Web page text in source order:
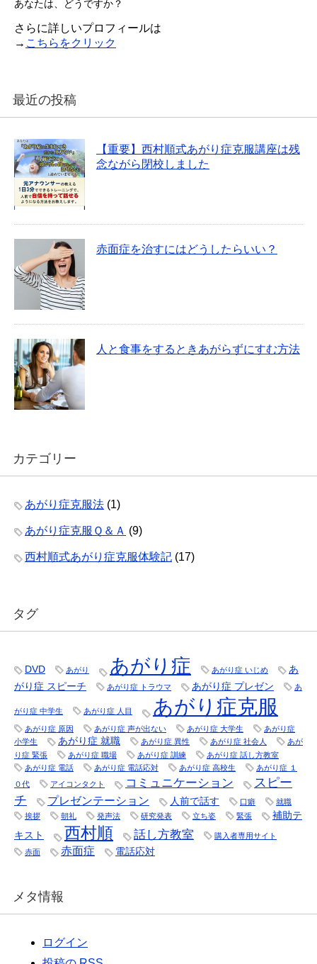
あなたは、どうですか？
さらに詳しいプロフィールは
→ こちらをクリック
最近の投稿
【重要】西村順式あがり症克服講座は残
念ながら閉校しました
赤面症を治すにはどうしたらいい？
人と食事をするときあがらずにすむ方法
カテゴリー
あがり症克服法 (1)
あがり症克服Ｑ＆Ａ (9)
西村順式あがり症克服体験記 (17)
タグ
DVD あがり あがり症 あがり症 いじめ
あ
がり症 スピーチ
あがり症 トラウマ あがり症 プレゼン あ
がり症 中学生 あがり症 人目 あがり症克服
あがり症 原因 あがり症 声が出ない あがり症 大学生
あがり症
小学生
あがり症 就職 あがり症 異性 あがり症 社会人
あが
り症 緊張
あがり症 職場 あがり症 訓練
あがり症 話し方教室
あがり症 電話
あがり症 電話応対 あがり症 高校生
あがり症 １
０代
アイコンタクト コミュニケーション
スピー
チ
プレゼンテーション 人前で話す 口癖
就職
挨拶
朝礼 発声法 研究発表 立ち姿 緊張
補助テ
キスト
西村順 話し方教室
購入者専用サイト
赤面
赤面症 電話応対
メタ情報
ログイン